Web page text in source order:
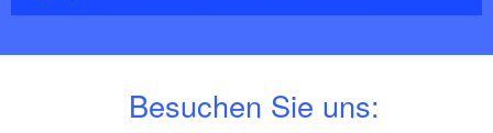
Besuchen Sie uns: